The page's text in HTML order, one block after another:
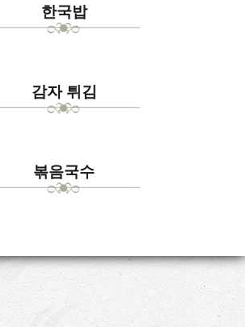
한국밥
감자 튀김
볶음국수